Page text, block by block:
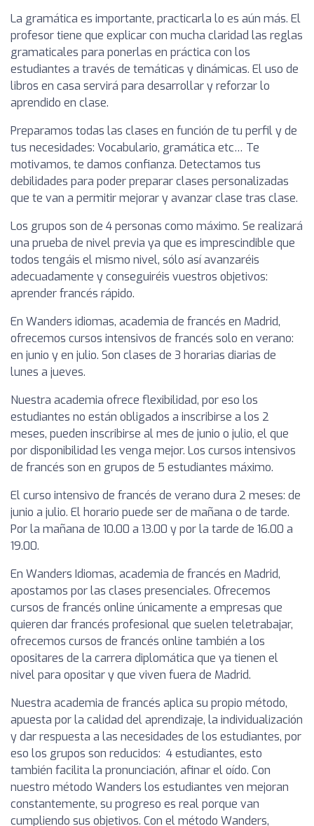
La gramática es importante, practicarla lo es aún más. El
profesor tiene que explicar con mucha claridad las reglas
gramaticales para ponerlas en práctica con los
estudiantes a través de temáticas y dinámicas. El uso de
libros en casa servirá para desarrollar y reforzar lo
aprendido en clase.
Preparamos todas las clases en función de tu perfil y de
tus necesidades: Vocabulario, gramática etc… Te
motivamos, te damos confianza. Detectamos tus
debilidades para poder preparar clases personalizadas
que te van a permitir mejorar y avanzar clase tras clase.
Los grupos son de 4 personas como máximo. Se realizará
una prueba de nivel previa ya que es imprescindible que
todos tengáis el mismo nivel, sólo así avanzaréis
adecuadamente y conseguiréis vuestros objetivos:
aprender francés rápido.
En Wanders idiomas, academia de francés en Madrid,
ofrecemos cursos intensivos de francés solo en verano:
en junio y en julio. Son clases de 3 horarias diarias de
lunes a jueves.
Nuestra academia ofrece flexibilidad, por eso los
estudiantes no están obligados a inscribirse a los 2
meses, pueden inscribirse al mes de junio o julio, el que
por disponibilidad les venga mejor. Los cursos intensivos
de francés son en grupos de 5 estudiantes máximo.
El curso intensivo de francés de verano dura 2 meses: de
junio a julio. El horario puede ser de mañana o de tarde.
Por la mañana de 10.00 a 13.00 y por la tarde de 16.00 a
19.00.
En Wanders Idiomas, academia de francés en Madrid,
apostamos por las clases presenciales. Ofrecemos
cursos de francés online únicamente a empresas que
quieren dar francés profesional que suelen teletrabajar,
ofrecemos cursos de francés online también a los
opositares de la carrera diplomática que ya tienen el
nivel para opositar y que viven fuera de Madrid.
Nuestra academia de francés aplica su propio método,
apuesta por la calidad del aprendizaje, la individualización
y dar respuesta a las necesidades de los estudiantes, por
eso los grupos son reducidos: 4 estudiantes, esto
también facilita la pronunciación, afinar el oído. Con
nuestro método Wanders los estudiantes ven mejoran
constantemente, su progreso es real porque van
cumpliendo sus objetivos. Con el método Wanders,